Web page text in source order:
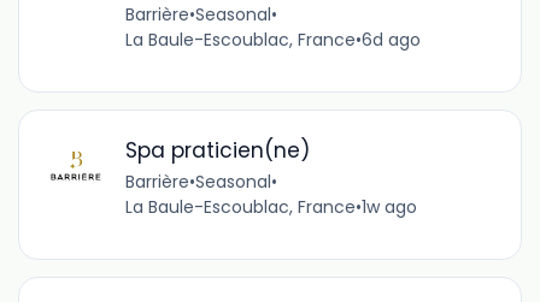
Barrière•Seasonal•
La Baule-Escoublac, France•6d ago
Spa praticien(ne)
Barrière•Seasonal•
La Baule-Escoublac, France•1w ago